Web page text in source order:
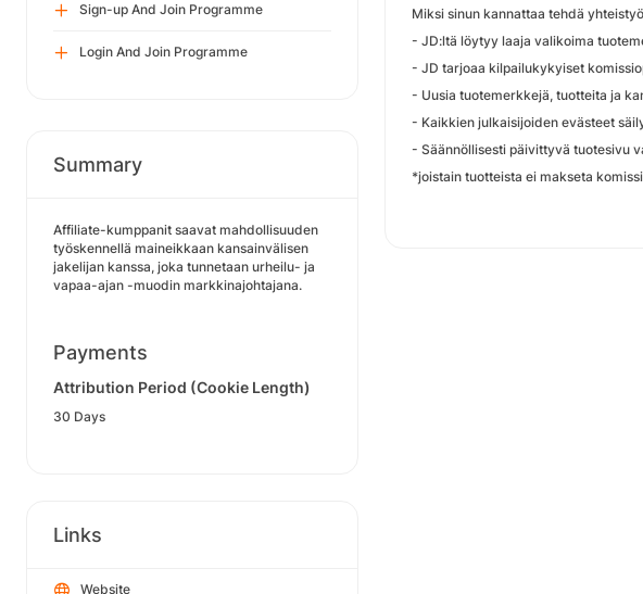
Sign-up And Join Programme
Login And Join Programme
Summary
Affiliate-kumppanit saavat mahdollisuuden
työskennellä maineikkaan kansainvälisen
jakelijan kanssa, joka tunnetaan urheilu- ja
vapaa-ajan -muodin markkinajohtajana.
Payments
Attribution Period (Cookie Length)
30 Days
Links
Website
Miksi sinun kannattaa tehdä
- JD:ltä löytyy laaja valikoima
- JD tarjoaa kilpailukykyiset
- Uusia tuotemerkkejä, tuotteita ja
- Kaikkien julkaisijoiden evästeet
- Säännöllisesti päivittyvä tuotesivu
*joistain tuotteista ei makseta